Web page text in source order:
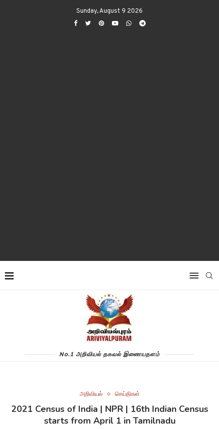
Sunday, August 9 2026
No.1 அறிவியல் தகவல் இணையதளம்
அறிவியல் செய்திகள்
2021 Census of India | NPR | 16th Indian Census
starts from April 1 in Tamilnadu